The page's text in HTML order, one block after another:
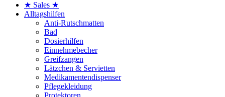
★ Sales ★
Alltagshilfen
Anti-Rutschmatten
Bad
Dosierhilfen
Einnehmebecher
Greifzangen
Lätzchen & Servietten
Medikamentendispenser
Pflegekleidung
Protektoren